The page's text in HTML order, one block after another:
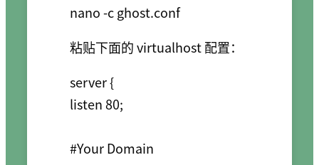
粘贴下面的 virtualhost 配置：
server {
listen 80;
#Your Domain